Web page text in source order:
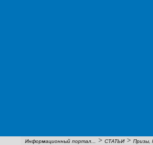
Информационный портал... > СТАТЬИ > Призы,